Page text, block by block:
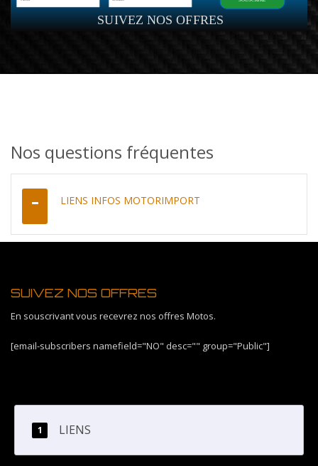
SUIVEZ NOS OFFRES
Nos questions fréquentes
LIENS INFOS MOTORIMPORT
SUIVEZ NOS OFFRES
En souscrivant vous recevrez nos offres Motos.
[email-subscribers namefield="NO" desc="" group="Public"]
LIENS